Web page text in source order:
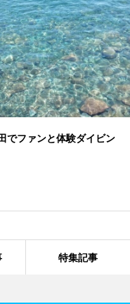
でファンと体験ダイビン
特集記事